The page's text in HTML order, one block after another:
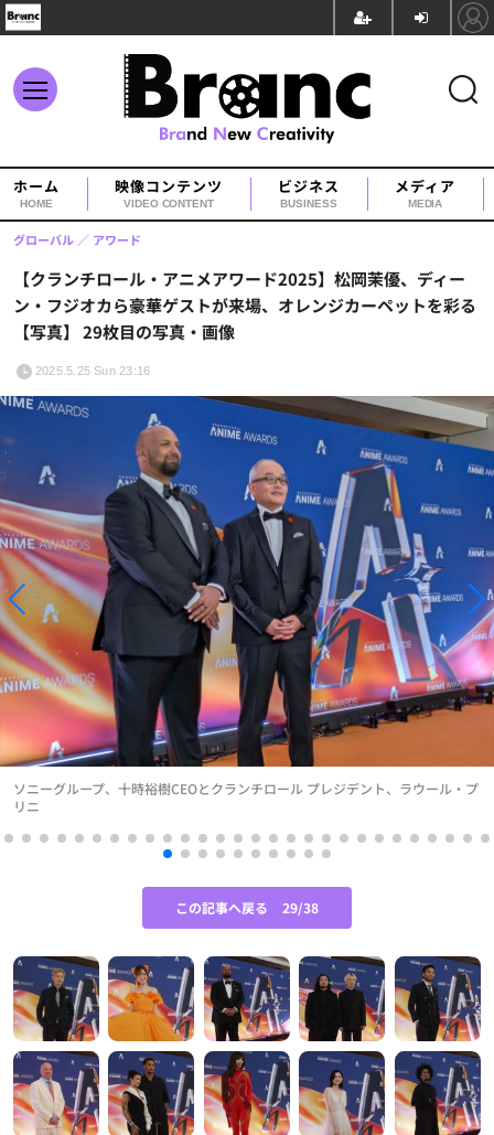
ホーム
HOME
映像コンテンツ
VIDEO CONTENT
ビジネス
BUSINESS
メディア
MEDIA
【クランチロール・アニメアワード2025】松岡茉優、ディー
ン・フジオカら豪華ゲストが来場、オレンジカーペットを彩る
【写真】 29枚目の写真・画像
グローバル アワード
2025.5.25 Sun 23:16
ソニーグループ、十時裕樹CEOとクランチロール プレジデント、ラウール・プ
リニ
この記事へ戻る 29/38